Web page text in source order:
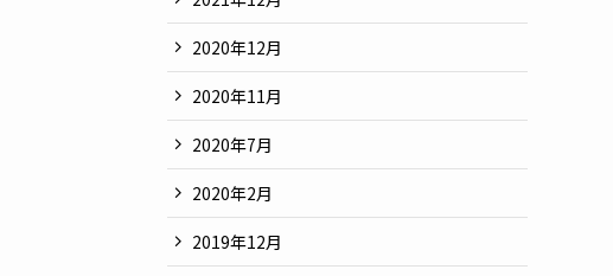
2020年12月
2020年11月
2020年7月
2020年2月
2019年12月